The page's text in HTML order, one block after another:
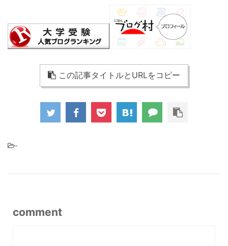
この記事タイトルとURLをコピー
-
comment